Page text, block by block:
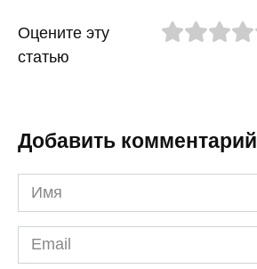
Оцените эту
статью
Добавить комментарий
Имя
*
Email
*